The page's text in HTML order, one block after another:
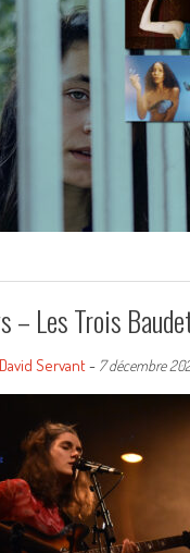
– Les Trois
David Servant- 7 décembre